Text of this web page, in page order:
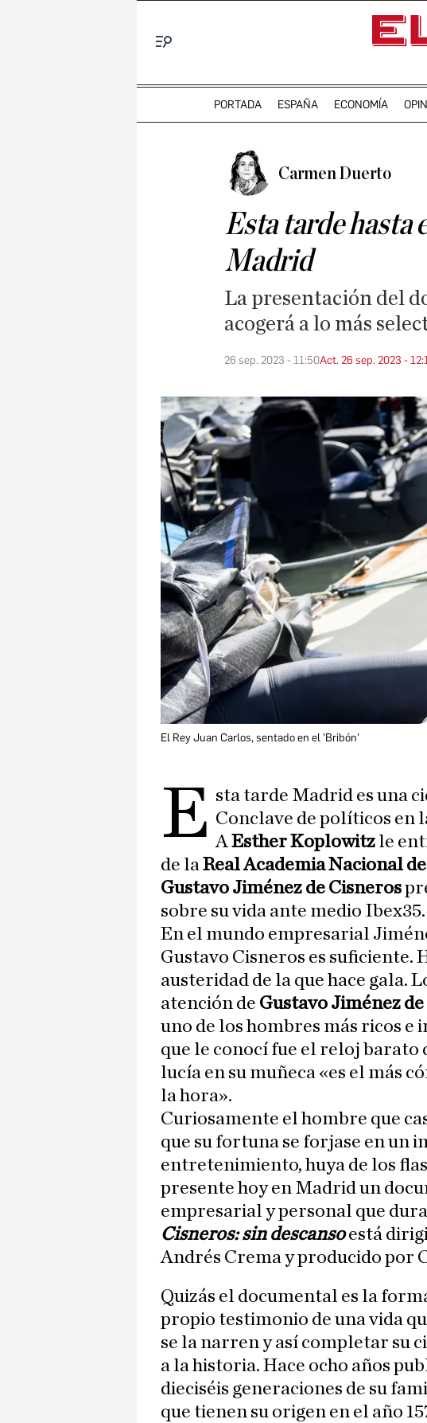
PORTADA ESPAÑA ECONOMÍA
Carmen Duerto
Esta tarde hasta
Madrid
La presentación del
acogerá a lo más
26 sep. 2023 - 11:50Act. 26 sep. 2023 -
El Rey Juan Carlos, sentado en el 'Bribón'
E sta tarde Madrid es una
Conclave de políticos en
AEsther Koplowitz le
de laReal Academia Nacional
Gustavo Jiménez de Cisneros
sobre su vida ante medio Ibex35.
En el mundo empresarial
Gustavo Cisneros es suficiente.
austeridad de la que hace gala.
atención de Gustavo Jiménez
uno de los hombres más ricos e
que le conocí fue el reloj barato
lucía en su muñeca «es el más
la hora».
Curiosamente el hombre que
que su fortuna se forjase en un
entretenimiento, huya de los
presente hoy en Madrid un
empresarial y personal que
Cisneros: sin descansoestá
Andrés Crema y producido por
Quizás el documental es la
propio testimonio de una vida
se la narren y así completar su
a la historia. Hace ocho años
dieciséis generaciones de su
que tienen su origen en el año